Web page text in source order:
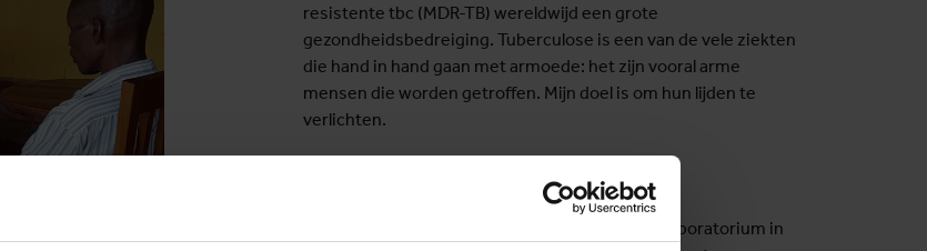
resistente tbc (MDR-TB) wereldwijd een grote
gezondheidsbedreiging. Tuberculose is een van de vele ziekten
die hand in hand gaan met armoede: het zijn vooral arme
mensen die worden getroffen. Mijn doel is om hun lijden te
verlichten.
In 2014, toen ik bij het nationale tbc-referentielaboratorium in